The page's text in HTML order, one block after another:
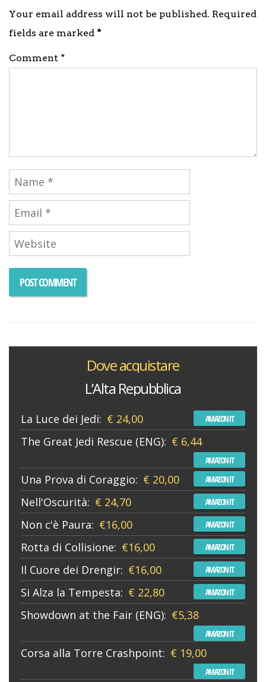
Your email address will not be published. Required
fields are marked *
Comment *
Dove acquistare
L’Alta Repubblica
La Luce dei Jedi: € 24,00 AMAZON IT
The Great Jedi Rescue (ENG): € 6,44
AMAZON IT
Una Prova di Coraggio: € 20,00 AMAZON IT
Nell'Oscurità: € 24,70 AMAZON IT
Non c'è Paura: €16,00 AMAZON IT
Rotta di Collisione: €16,00 AMAZON IT
Il Cuore dei Drengir: €16,00 AMAZON IT
Si Alza la Tempesta: € 22,80 AMAZON IT
Showdown at the Fair (ENG): €5,38
AMAZON IT
Corsa alla Torre Crashpoint: € 19,00
AMAZON IT